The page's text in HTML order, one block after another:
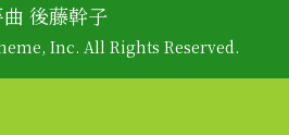
後藤幹子
Inc. All Rights Reserved.